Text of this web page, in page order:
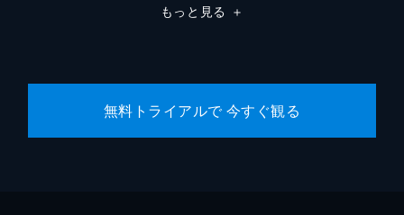
もっと見る ＋
無料トライアルで 今すぐ観る